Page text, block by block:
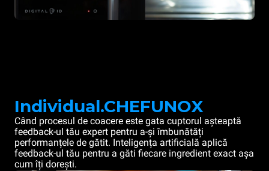
Individual.CHEFUNOX
Când procesul de coacere este gata cuptorul așteaptă
feedback-ul tău expert pentru a-și îmbunătăți
performanțele de gătit. Inteligența artificială aplică
feedback-ul tău pentru a găti fiecare ingredient exact așa
cum îți dorești.